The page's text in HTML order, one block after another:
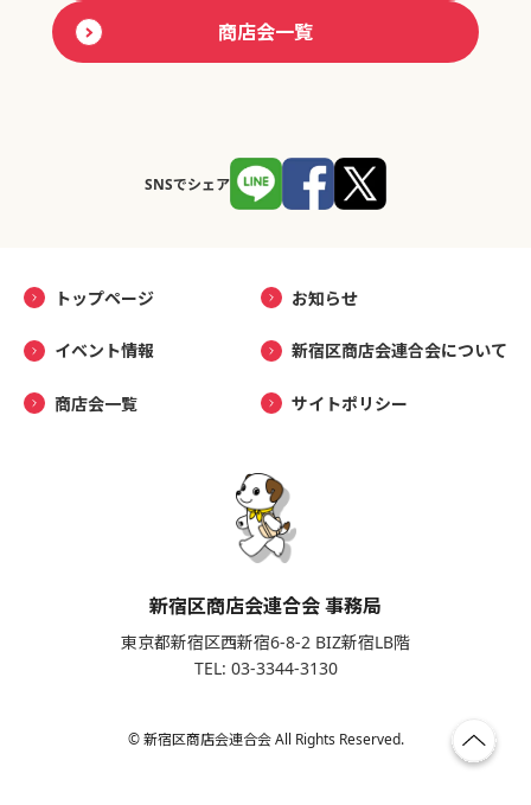
商店会一覧
SNSでシェア
トップページ お知らせ
イベント情報 新宿区商店会連合会について
商店会一覧 サイトポリシー
新宿区商店会連合会 事務局
東京都新宿区西新宿6-8-2 BIZ新宿LB階
TEL: 03-3344-3130
© 新宿区商店会連合会 All Rights Reserved.